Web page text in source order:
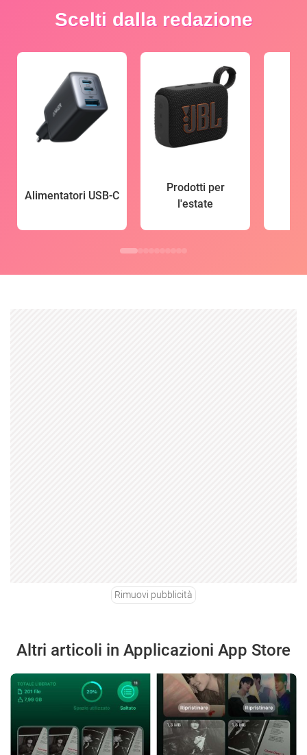
Scelti dalla redazione
Alimentatori USB-C
Prodotti per
l'estate
Rimuovi pubblicità
Altri articoli in Applicazioni App Store